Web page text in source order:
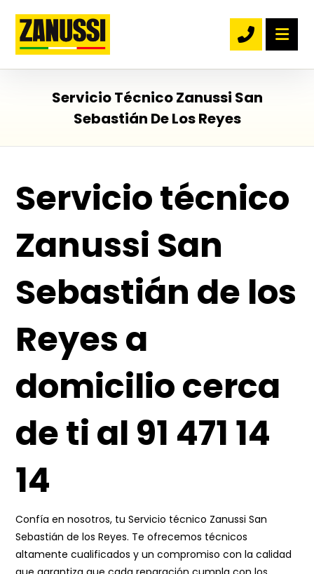
Servicio Técnico Zanussi San
Sebastián De Los Reyes
Servicio técnico
Zanussi San
Sebastián de los
Reyes a
domicilio cerca
de ti al 91 471 14
14
Confía en nosotros, tu Servicio técnico Zanussi San
Sebastián de los Reyes. Te ofrecemos técnicos
altamente cualificados y un compromiso con la calidad